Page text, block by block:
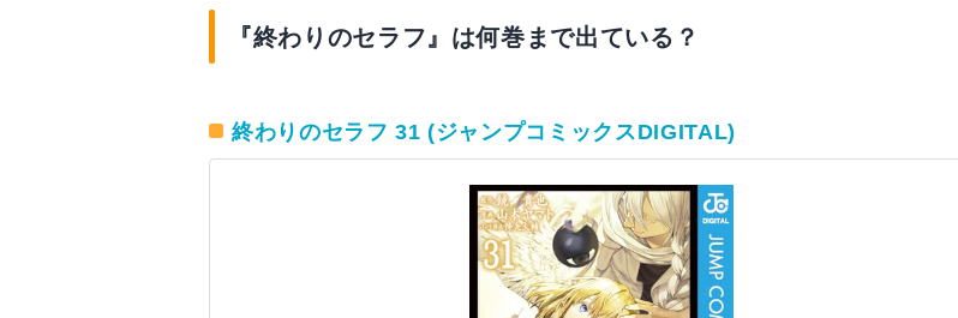
『終わりのセラフ』は何巻まで出ている？
終わりのセラフ 31 (ジャンプコミックスDIGITAL)